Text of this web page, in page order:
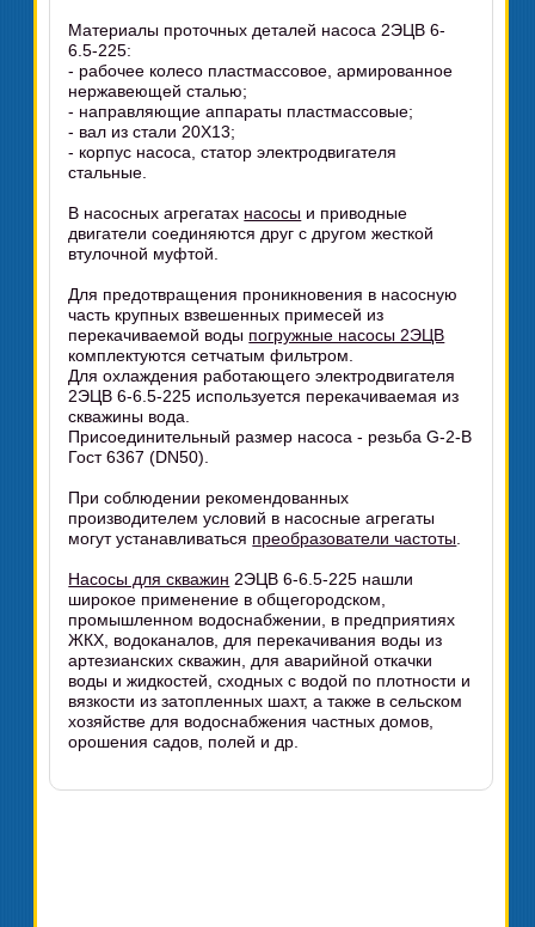
Материалы проточных деталей насоса 2ЭЦВ 6-
6.5-225:
- рабочее колесо пластмассовое, армированное
нержавеющей сталью;
- направляющие аппараты пластмассовые;
- вал из стали 20Х13;
- корпус насоса, статор электродвигателя
стальные.
В насосных агрегатах насосы и приводные
двигатели соединяются друг с другом жесткой
втулочной муфтой.
Для предотвращения проникновения в насосную
часть крупных взвешенных примесей из
перекачиваемой воды погружные насосы 2ЭЦВ
комплектуются сетчатым фильтром.
Для охлаждения работающего электродвигателя
2ЭЦВ 6-6.5-225 используется перекачиваемая из
скважины вода.
Присоединительный размер насоса - резьба G-2-B
Гост 6367 (DN50).
При соблюдении рекомендованных
производителем условий в насосные агрегаты
могут устанавливаться преобразователи частоты
Насосы для скважин 2ЭЦВ 6-6.5-225 нашли
широкое применение в общегородском,
промышленном водоснабжении, в предприятиях
ЖКХ, водоканалов, для перекачивания воды из
артезианских скважин, для аварийной откачки
воды и жидкостей, сходных с водой по плотности и
вязкости из затопленных шахт, а также в сельском
хозяйстве для водоснабжения частных домов,
орошения садов, полей и др.